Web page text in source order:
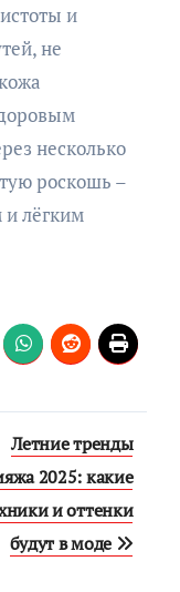
и
не
несколько
роскошь –
лёгким
Летние тренды
2025: какие
и оттенки
будут в моде